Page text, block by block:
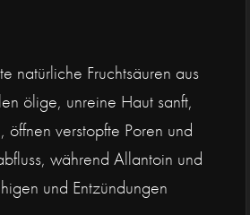
natürliche Fruchtsäuren aus
ölige, unreine Haut sanft,
öffnen verstopfte Poren und
während Allantoin und
und Entzündungen